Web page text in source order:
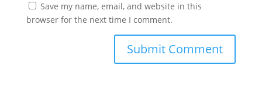
Save my name, email, and website in this
browser for the next time I comment.